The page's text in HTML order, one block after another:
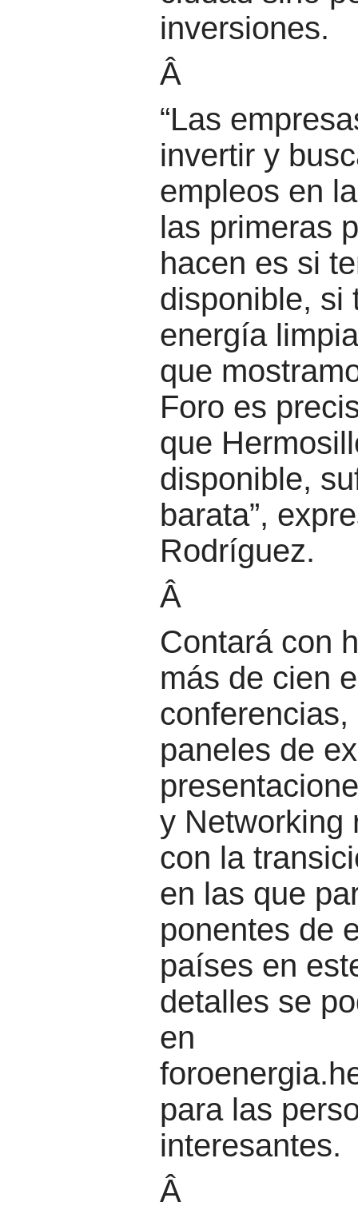
inversiones.
Â
“Las
invertir y
empleos en
las primeras
hacen es si
disponible, si
energía
que
Foro es
que
disponible,
barata”,
Rodríguez.
Â
Contará con
más de cien
paneles de
y Networking
con la
en las que
ponentes de
países en
detalles se
en
para las
interesantes.
Â